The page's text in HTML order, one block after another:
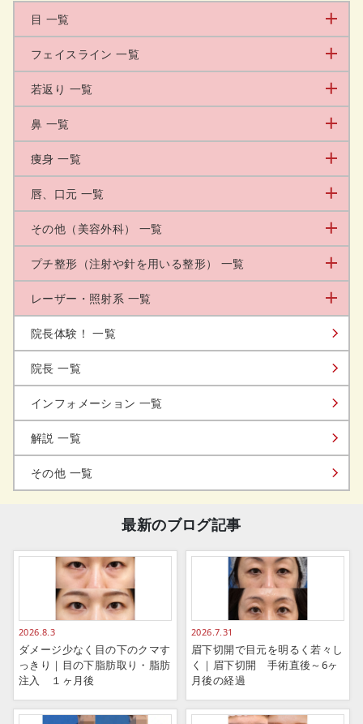
目 一覧
フェイスライン 一覧
若返り 一覧
鼻 一覧
痩身 一覧
唇、口元 一覧
その他（美容外科） 一覧
プチ整形（注射や針を用いる整形） 一覧
レーザー・照射系 一覧
院長体験！ 一覧
院長 一覧
インフォメーション 一覧
解説 一覧
その他 一覧
最新のブログ記事
2026.8.3
ダメージ少なく目の下のクマす
っきり｜目の下脂肪取り・脂肪
注入 １ヶ月後
2026.7.31
眉下切開で目元を明るく若々し
く｜眉下切開 手術直後～6ヶ
月後の経過